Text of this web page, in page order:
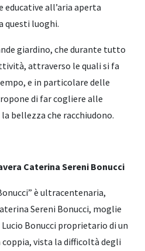
all’aria aperta
questi luoghi.
giardino, che durante tutto
attraverso le quali si fa
e in particolare delle
di far cogliere alle
bellezza che racchiudono.
Caterina Sereni Bonucci
è ultracentenaria,
Sereni Bonucci, moglie
Bonucci proprietario di un
vista la difficoltà degli